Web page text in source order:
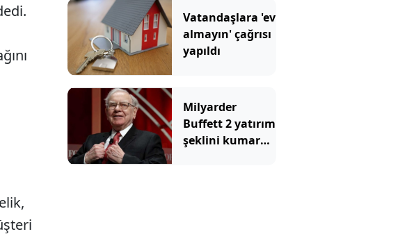
Sesi Aç
Vatandaşlara 'ev
almayın' çağrısı
yapıldı
Milyarder
Buffett 2 yatırım
şeklini kumara